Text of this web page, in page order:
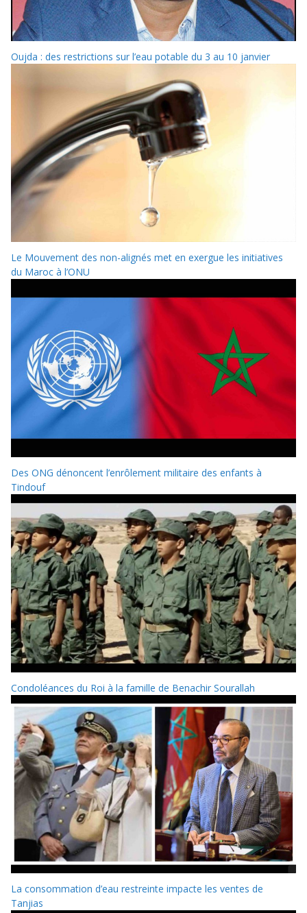
Oujda : des restrictions sur l’eau potable du 3 au 10 janvier
Le Mouvement des non-alignés met en exergue les initiatives
du Maroc à l’ONU
Des ONG dénoncent l’enrôlement militaire des enfants à
Tindouf
Condoléances du Roi à la famille de Benachir Sourallah
La consommation d’eau restreinte impacte les ventes de
Tanjias